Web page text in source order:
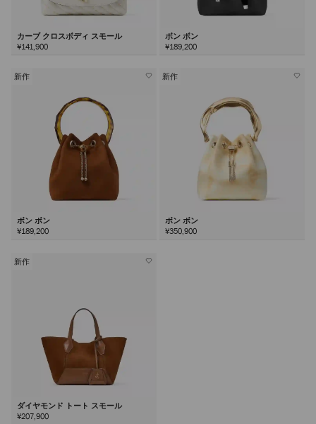
カーブ クロスボディ スモール
¥141,900
ボン ボン
¥189,200
新作
ボン ボン
¥189,200
新作
ボン ボン
¥350,900
新作
ダイヤモンド トート スモール
¥207,900